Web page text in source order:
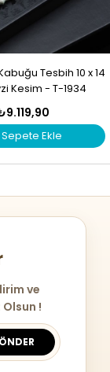
Tesbih 10 x 14
Kesim - T-1934
Sepete Ekle
ve
!